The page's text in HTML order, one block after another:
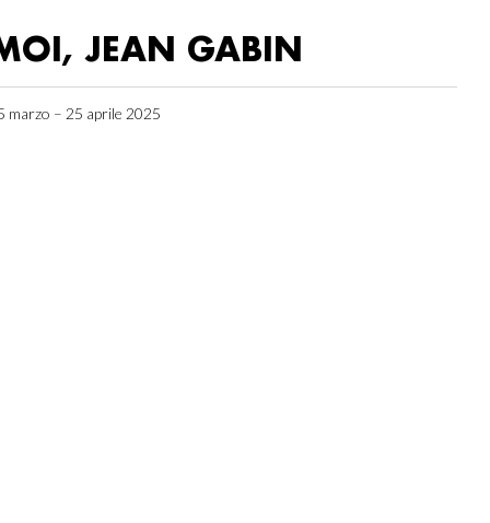
JEAN GABIN
marzo – 25 aprile 2025